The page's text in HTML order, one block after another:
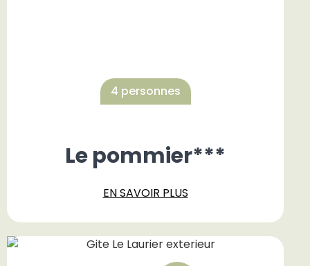
4 personnes
Le pommier***
EN SAVOIR PLUS